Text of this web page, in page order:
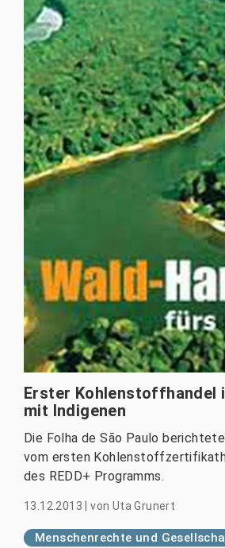
Erster Kohlenstoffhandel
mit Indigenen
Die Folha de São Paulo
vom ersten
des REDD+ Programms.
13.12.2013 |von Uta Grunert
Menschenrechte und